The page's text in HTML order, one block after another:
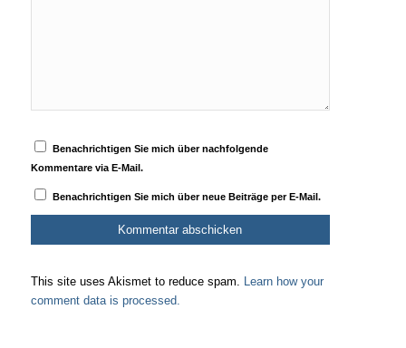
Benachrichtigen Sie mich über nachfolgende
Kommentare via E-Mail.
Benachrichtigen Sie mich über neue Beiträge per E-Mail.
This site uses Akismet to reduce spam. Learn how your
comment data is processed.